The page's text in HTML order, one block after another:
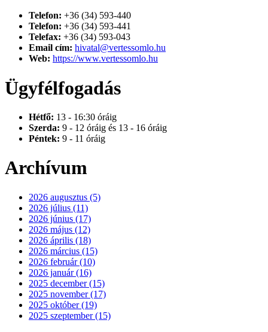
Telefon: +36 (34) 593-440
Telefon: +36 (34) 593-441
Telefax: +36 (34) 593-043
Email cím: hivatal@vertessomlo.hu
Web: https://www.vertessomlo.hu
Ügyfélfogadás
Hétfő: 13 - 16:30 óráig
Szerda: 9 - 12 óráig és 13 - 16 óráig
Péntek: 9 - 11 óráig
Archívum
2026 augusztus (5)
2026 július (11)
2026 június (17)
2026 május (12)
2026 április (18)
2026 március (15)
2026 február (10)
2026 január (16)
2025 december (15)
2025 november (17)
2025 október (19)
2025 szeptember (15)